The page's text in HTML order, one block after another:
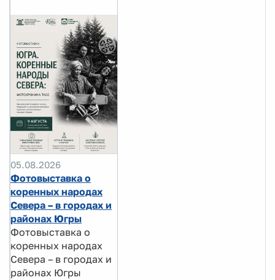
05.08.2026
Фотовыставка о
коренных народах
Севера – в городах и
районах Югры
Фотовыставка о
коренных народах
Севера – в городах и
районах Югры